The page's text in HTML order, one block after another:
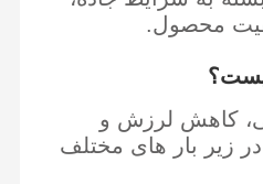
محصول.
کاهش لرزش و
زیر بار های مختلف